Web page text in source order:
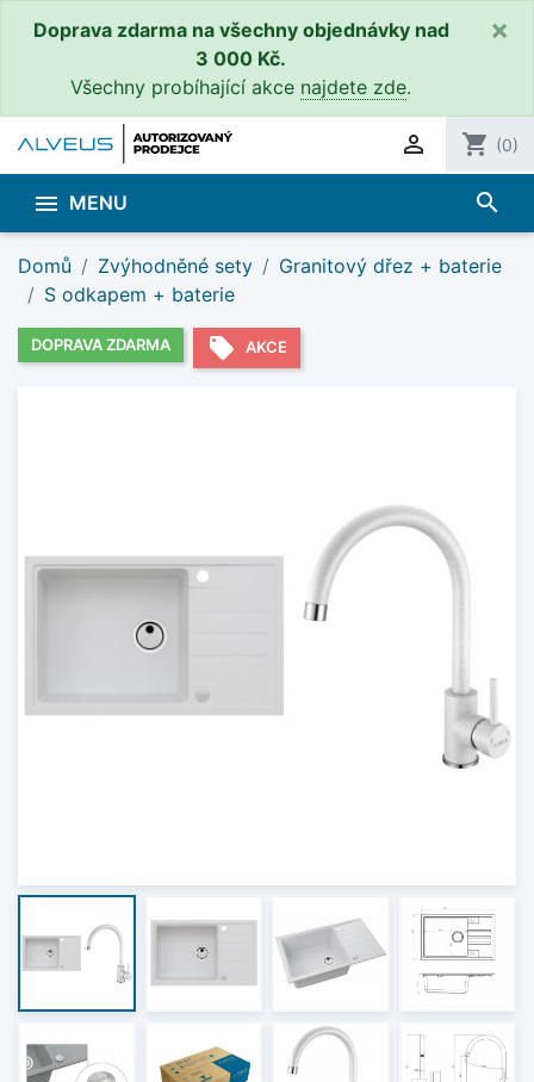
Doprava zdarma na všechny objednávky nad
3 000 Kč.
Všechny probíhající akce najdete zde.
×
 shopping_cart (0)
 MENU search
Domů Zvýhodněné sety
Granitový dřez + baterie
S odkapem + baterie
DOPRAVA ZDARMA local_offer AKCE